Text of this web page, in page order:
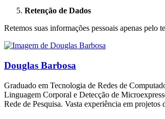
Retenção de Dados
Retemos suas informações pessoais apenas pelo
Douglas Barbosa
Graduado em Tecnologia de Redes de
Linguagem Corporal e Detecção de
Rede de Pesquisa. Vasta experiência em